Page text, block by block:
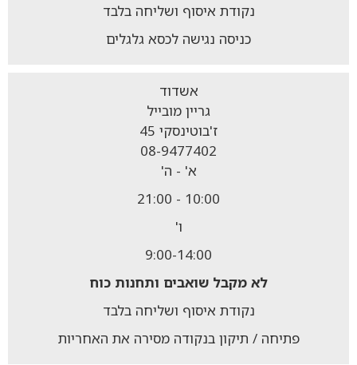
נקודת איסוף ושליחה בלבד
כניסה נגישה לכסא גלגלים
אשדוד
גריין מובייל
ז'בוטינסקי 45
08-9477402
א' - ה'
10:00 - 21:00
ו'
9:00-14:00
לא מקבל שואבים ותחנות כוח
נקודת איסוף ושליחה בלבד
פתיחה / תיקון בנקודה מסירה את האחריות